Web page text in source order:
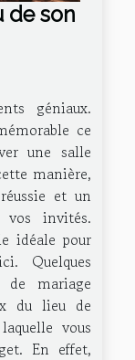
de son
géniaux.
ce
une salle
manière,
et un
invités.
idéale pour
Quelques
mariage
du lieu de
vous
En effet,